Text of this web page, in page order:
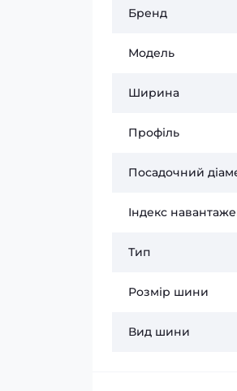
Бренд
Модель
Ширина
Профіль
Посадочний
Індекс
Тип
Розмір шини
Вид шини